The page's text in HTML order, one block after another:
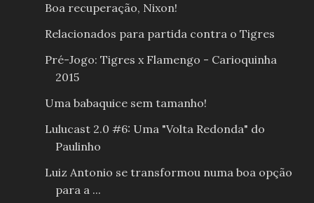
Boa recuperação, Nixon!
Relacionados para partida contra o Tigres
Pré-Jogo: Tigres x Flamengo - Carioquinha
2015
Uma babaquice sem tamanho!
Lulucast 2.0 #6: Uma "Volta Redonda" do
Paulinho
Luiz Antonio se transformou numa boa opção
para a ...